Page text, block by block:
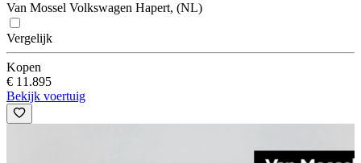
Van Mossel Volkswagen Hapert, (NL)
Vergelijk
Kopen
€ 11.895
Bekijk voertuig